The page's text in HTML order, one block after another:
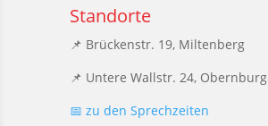
Standorte
📌 Brückenstr. 19, Miltenberg
📌 Untere Wallstr. 24, Obernburg
📅 zu den Sprechzeiten